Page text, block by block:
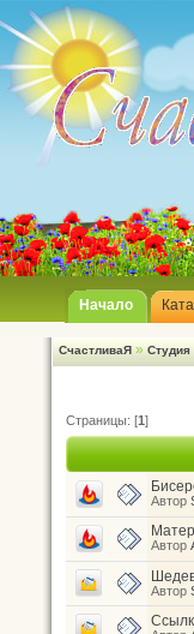
Начало
СчастливаЯ » Студия
Страницы: [1]
Автор
Автор
Автор